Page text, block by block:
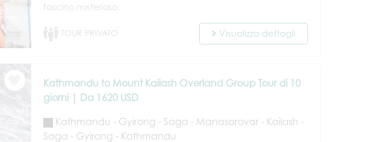
fascino misterioso.
TOUR PRIVATO Visualizza dettagli
Kathmandu to Mount Kailash Overland Group Tour di 10
giorni | Da 1620 USD
Kathmandu - Gyirong - Saga - Manasarovar - Kailash -
Saga - Gyirong - Kathmandu